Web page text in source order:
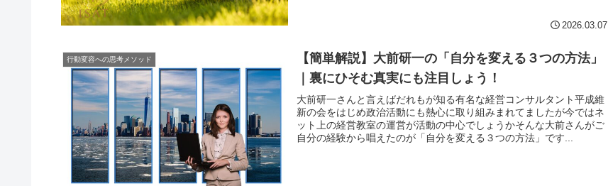
2026.03.07
行動変容への思考メソッド
【簡単解説】大前研一の「自分を変える３つの方法」
｜裏にひそむ真実にも注目しょう！
大前研一さんと言えばだれもが知る有名な経営コンサルタント平成維
新の会をはじめ政治活動にも熱心に取り組みまれてましたが今ではネ
ット上の経営教室の運営が活動の中心でしょうかそんな大前さんがご
自分の経験から唱えたのが「自分を変える３つの方法」です...